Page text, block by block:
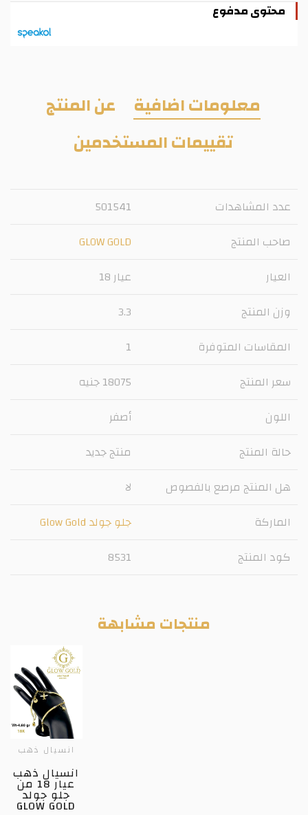
محتوى مدفوع
معلومات اضافية
عن المنتج
تقييمات المستخدمين
عدد المشاهدات
501541
صاحب المنتج
GLOW GOLD
العيار
عيار 18
وزن المنتج
3.3
المقاسات المتوفرة
1
سعر المنتج
18075 جنيه
اللون
أصفر
حالة المنتج
منتج جديد
هل المنتج مرصع بالفصوص
لا
الماركة
جلو جولد Glow Gold
كود المنتج
8531
منتجات مشابهة
انسيال ذهب
انسيال ذهب
عيار 18 من
جلو جولد
GLOW GOLD